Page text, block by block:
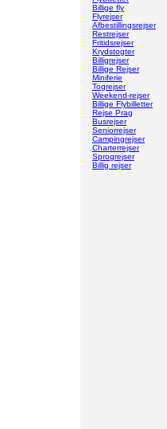
Billige fly
Flyrejser
Afbestillingsrejser
Restrejser
Fritidsrejser
Krydstogter
Billigrejser
Billige Rejser
Miniferie
Togrejser
Weekend-rejser
Billige Flybilletter
Rejse Prag
Busrejser
Seniorrejser
Campingrejser
Charterrejser
Sprogrejser
Billig rejser